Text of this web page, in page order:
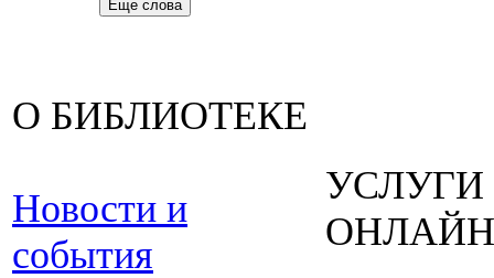
Еще слова
О БИБЛИОТЕКЕ
Новости и
события
УСЛУГИ
ОНЛАЙН